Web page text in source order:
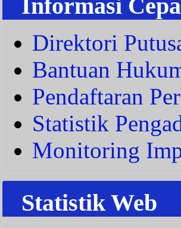
Informasi
Direktori
Bantuan
Pendaftaran
Statistik
Monitoring
Statistik Web